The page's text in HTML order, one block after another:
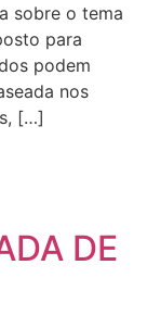
sobre o tema
para
podem
nos
[…]
DE